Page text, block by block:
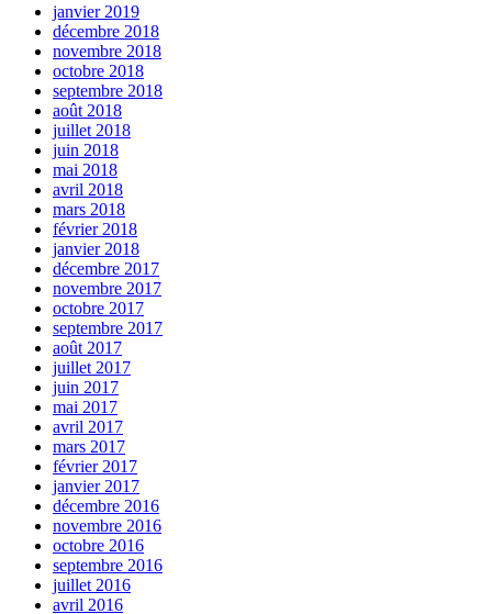
janvier 2019
décembre 2018
novembre 2018
octobre 2018
septembre 2018
août 2018
juillet 2018
juin 2018
mai 2018
avril 2018
mars 2018
février 2018
janvier 2018
décembre 2017
novembre 2017
octobre 2017
septembre 2017
août 2017
juillet 2017
juin 2017
mai 2017
avril 2017
mars 2017
février 2017
janvier 2017
décembre 2016
novembre 2016
octobre 2016
septembre 2016
juillet 2016
avril 2016